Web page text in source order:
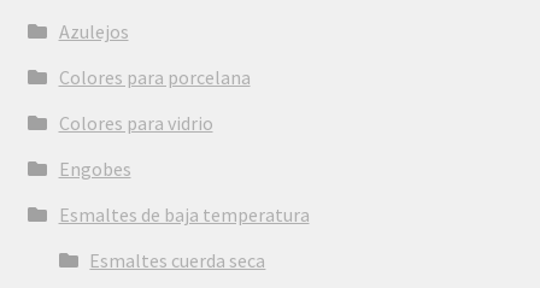
Azulejos
Colores para porcelana
Colores para vidrio
Engobes
Esmaltes de baja temperatura
Esmaltes cuerda seca